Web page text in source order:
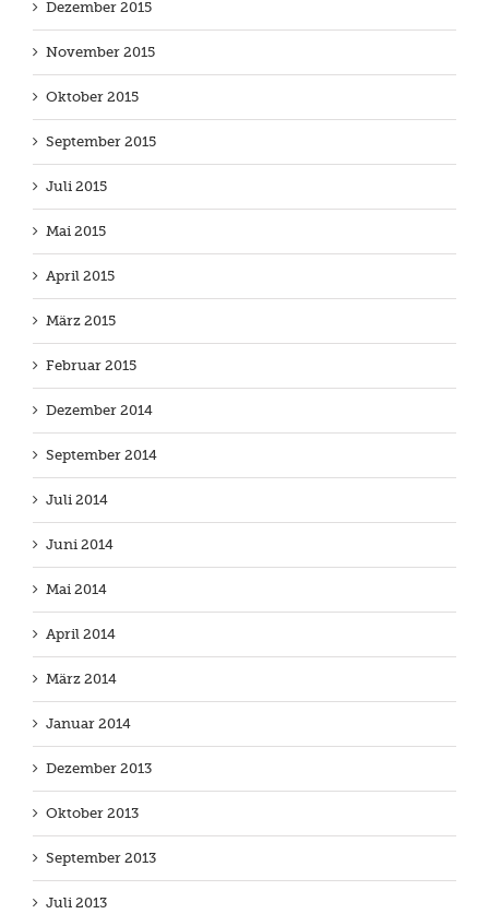
Dezember 2015
November 2015
Oktober 2015
September 2015
Juli 2015
Mai 2015
April 2015
März 2015
Februar 2015
Dezember 2014
September 2014
Juli 2014
Juni 2014
Mai 2014
April 2014
März 2014
Januar 2014
Dezember 2013
Oktober 2013
September 2013
Juli 2013